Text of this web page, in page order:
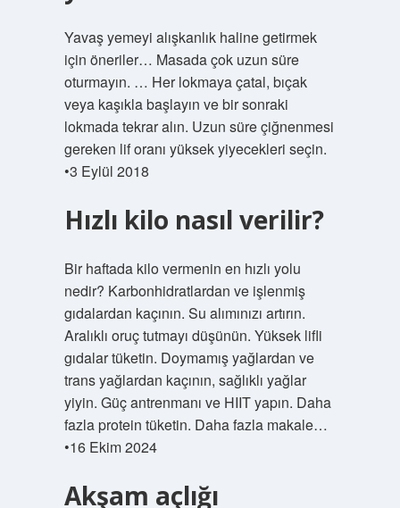
Yavaş yemeyi alışkanlık haline getirmek
için öneriler… Masada çok uzun süre
oturmayın. … Her lokmaya çatal, bıçak
veya kaşıkla başlayın ve bir sonraki
lokmada tekrar alın. Uzun süre çiğnenmesi
gereken lif oranı yüksek yiyecekleri seçin.
•3 Eylül 2018
Hızlı kilo nasıl verilir?
Bir haftada kilo vermenin en hızlı yolu
nedir? Karbonhidratlardan ve işlenmiş
gıdalardan kaçının. Su alımınızı artırın.
Aralıklı oruç tutmayı düşünün. Yüksek lifli
gıdalar tüketin. Doymamış yağlardan ve
trans yağlardan kaçının, sağlıklı yağlar
yiyin. Güç antrenmanı ve HIIT yapın. Daha
fazla protein tüketin. Daha fazla makale…
•16 Ekim 2024
Akşam açlığı